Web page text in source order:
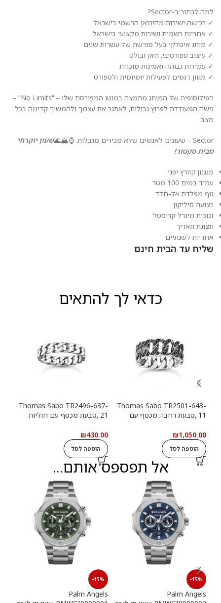
למה לבחור ב-Sector?
✓ רכישה ישירות מהיבואן הרשמי בישראל
✓ אחריות רשמית ושירות מקצועי בישראל
✓ מותג איטלקי בעל מורשת של עשרות שנים
✓ עיצוב ספורטיבי, חזק ובולט
✓ עמידות גבוהה ואמינות מוכחת
✓ מגוון דגמים לפעילות יומיומית ולספורט
הפילוסופיה של המותג מתמצה במוטו המפורסם שלו – "No Limits" –
גישה המעודדת לפרוץ גבולות, לאתגר את עצמך ולהמשיך קדימה בכל
מצב.
Sector – שעונים לאנשים שלא מכירים מגבלות. ⌚🏔️🌊
שעון יוקרתי
מבית סקטור!
מנגנון קוורץ יפני
עמיד במים 100 מטר
גוף מפלדת אל-חלד
רצועת סיליקון
זכוכית מינרל קריסטל
תצוגת תאריך
אחריות לשנתיים
שליח עד הבית חינם
כדאי לך להתאים
Thomas Sabo TR2501-643-
11 ,טבעת רחבה מכסף עם
₪1,050.00
הוספה לסל
Thomas Sabo TR2496-637-
21 ,טבעת מכסף עם חוליות
₪430.00
הוספה לסל
אל תפספס אותם...
-15%
Palm Angels
-15%
Palm Angels